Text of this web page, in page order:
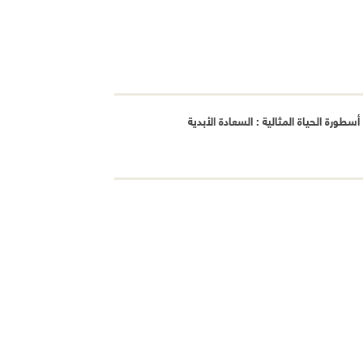
الحياة المثالية : السعادة الأبدية